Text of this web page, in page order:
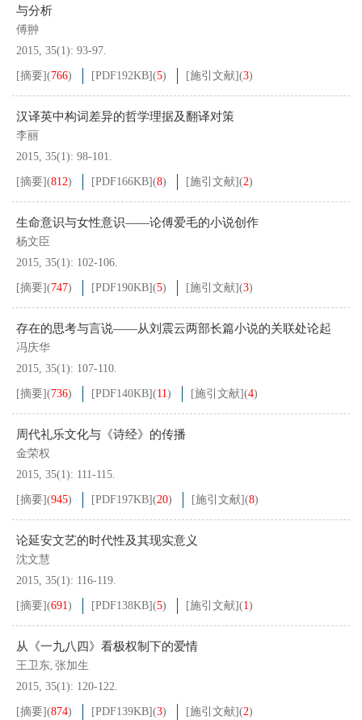
与分析
傅翀
2015, 35(1): 93-97.
[摘要](766) [PDF192KB](5) [施引文献](3)
汉译英中构词差异的哲学理据及翻译对策
李丽
2015, 35(1): 98-101.
[摘要](812) [PDF166KB](8) [施引文献](2)
生命意识与女性意识——论傅爱毛的小说创作
杨文臣
2015, 35(1): 102-106.
[摘要](747) [PDF190KB](5) [施引文献](3)
存在的思考与言说——从刘震云两部长篇小说的关联处论起
冯庆华
2015, 35(1): 107-110.
[摘要](736) [PDF140KB](11) [施引文献](4)
周代礼乐文化与《诗经》的传播
金荣权
2015, 35(1): 111-115.
[摘要](945) [PDF197KB](20) [施引文献](8)
论延安文艺的时代性及其现实意义
沈文慧
2015, 35(1): 116-119.
[摘要](691) [PDF138KB](5) [施引文献](1)
从《一九八四》看极权制下的爱情
王卫东, 张加生
2015, 35(1): 120-122.
[摘要](874) [PDF139KB](3) [施引文献](2)